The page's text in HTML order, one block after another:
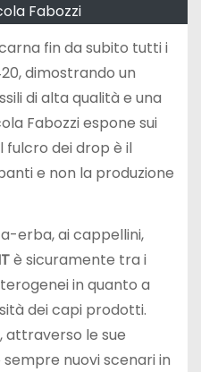
Fabozzi
fin da subito tutti i
dimostrando un
di alta qualità e una
Fabozzi espone sui
fulcro dei drop è il
e non la produzione
erba, ai cappellini,
è sicuramente tra i
in quanto a
dei capi prodotti.
, attraverso le sue
nuovi scenari in